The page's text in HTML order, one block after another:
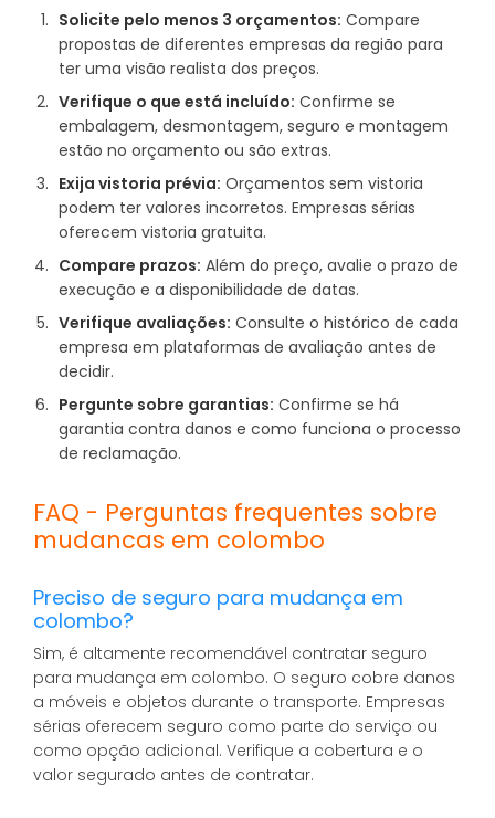
Solicite pelo menos 3 orçamentos: Compare
propostas de diferentes empresas da região para
ter uma visão realista dos preços.
Verifique o que está incluído: Confirme se
embalagem, desmontagem, seguro e montagem
estão no orçamento ou são extras.
Exija vistoria prévia: Orçamentos sem vistoria
podem ter valores incorretos. Empresas sérias
oferecem vistoria gratuita.
Compare prazos: Além do preço, avalie o prazo de
execução e a disponibilidade de datas.
Verifique avaliações: Consulte o histórico de cada
empresa em plataformas de avaliação antes de
decidir.
Pergunte sobre garantias: Confirme se há
garantia contra danos e como funciona o processo
de reclamação.
FAQ - Perguntas frequentes sobre
mudancas em colombo
Preciso de seguro para mudança em
colombo?
Sim, é altamente recomendável contratar seguro
para mudança em colombo. O seguro cobre danos
a móveis e objetos durante o transporte. Empresas
sérias oferecem seguro como parte do serviço ou
como opção adicional. Verifique a cobertura e o
valor segurado antes de contratar.